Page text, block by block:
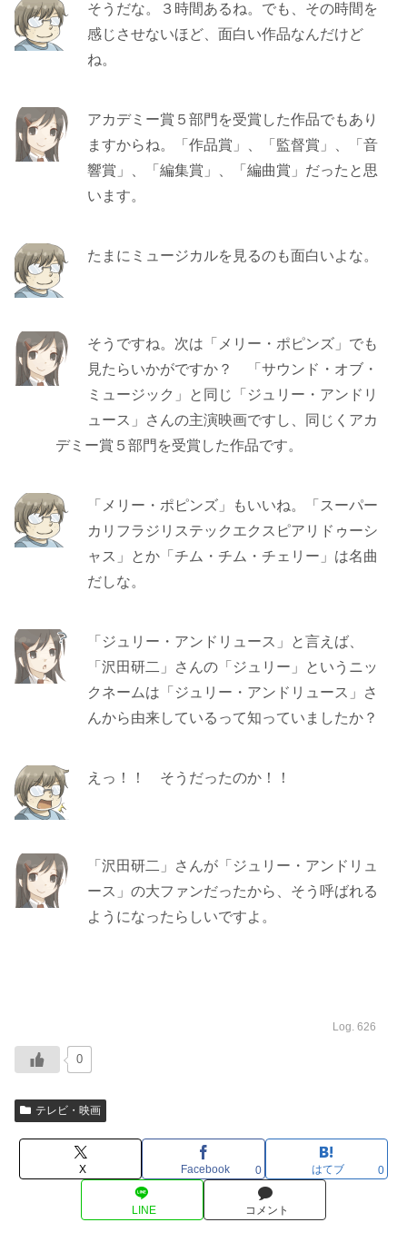
そうだな。３時間あるね。でも、その時間を
感じさせないほど、面白い作品なんだけど
ね。
アカデミー賞５部門を受賞した作品でもあり
ますからね。「作品賞」、「監督賞」、「音
響賞」、「編集賞」、「編曲賞」だったと思
います。
たまにミュージカルを見るのも面白いよな。
そうですね。次は「メリー・ポピンズ」でも
見たらいかがですか？ 「サウンド・オブ・
ミュージック」と同じ「ジュリー・アンドリ
ュース」さんの主演映画ですし、同じくアカ
デミー賞５部門を受賞した作品です。
「メリー・ポピンズ」もいいね。「スーパー
カリフラジリステックエクスピアリドゥーシ
ャス」とか「チム・チム・チェリー」は名曲
だしな。
「ジュリー・アンドリュース」と言えば、
「沢田研二」さんの「ジュリー」というニッ
クネームは「ジュリー・アンドリュース」さ
んから由来しているって知っていましたか？
えっ！！ そうだったのか！！
「沢田研二」さんが「ジュリー・アンドリュ
ース」の大ファンだったから、そう呼ばれる
ようになったらしいですよ。
Log. 626
0
テレビ・映画
X Facebook 0 はてブ 0
LINE コメント